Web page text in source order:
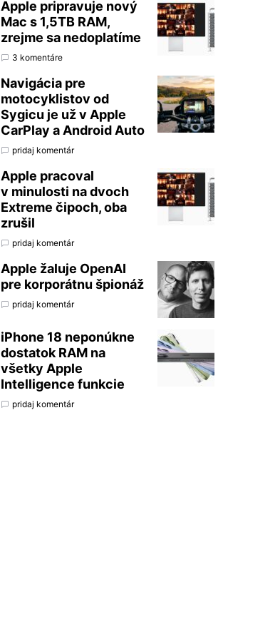
Apple pripravuje nový
Mac s 1,5TB RAM,
zrejme sa nedoplatíme
3 komentáre
Navigácia pre
motocyklistov od
Sygicu je už v Apple
CarPlay a Android Auto
pridaj komentár
Apple pracoval
v minulosti na dvoch
Extreme čipoch, oba
zrušil
pridaj komentár
Apple žaluje OpenAI
pre korporátnu špionáž
pridaj komentár
iPhone 18 neponúkne
dostatok RAM na
všetky Apple
Intelligence funkcie
pridaj komentár